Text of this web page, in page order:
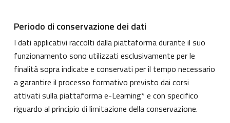
Periodo di conservazione dei dati
I dati applicativi raccolti dalla piattaforma durante il suo
funzionamento sono utilizzati esclusivamente per le
finalità sopra indicate e conservati per il tempo necessario
a garantire il processo formativo previsto dai corsi
attivati sulla piattaforma e-Learning* e con specifico
riguardo al principio di limitazione della conservazione.